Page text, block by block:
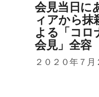
会見当日に
ィアから抹
よる「コロ
会見」全容
２０２０年７月